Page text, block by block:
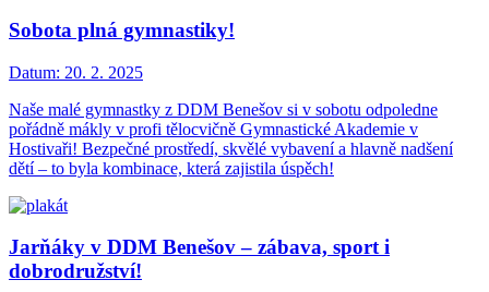
Sobota plná gymnastiky!
Datum: 20. 2. 2025
Naše malé gymnastky z DDM Benešov si v sobotu odpoledne
pořádně mákly v profi tělocvičně Gymnastické Akademie v
Hostivaři! Bezpečné prostředí, skvělé vybavení a hlavně nadšení
dětí – to byla kombinace, která zajistila úspěch!
Jarňáky v DDM Benešov – zábava, sport i
dobrodružství!